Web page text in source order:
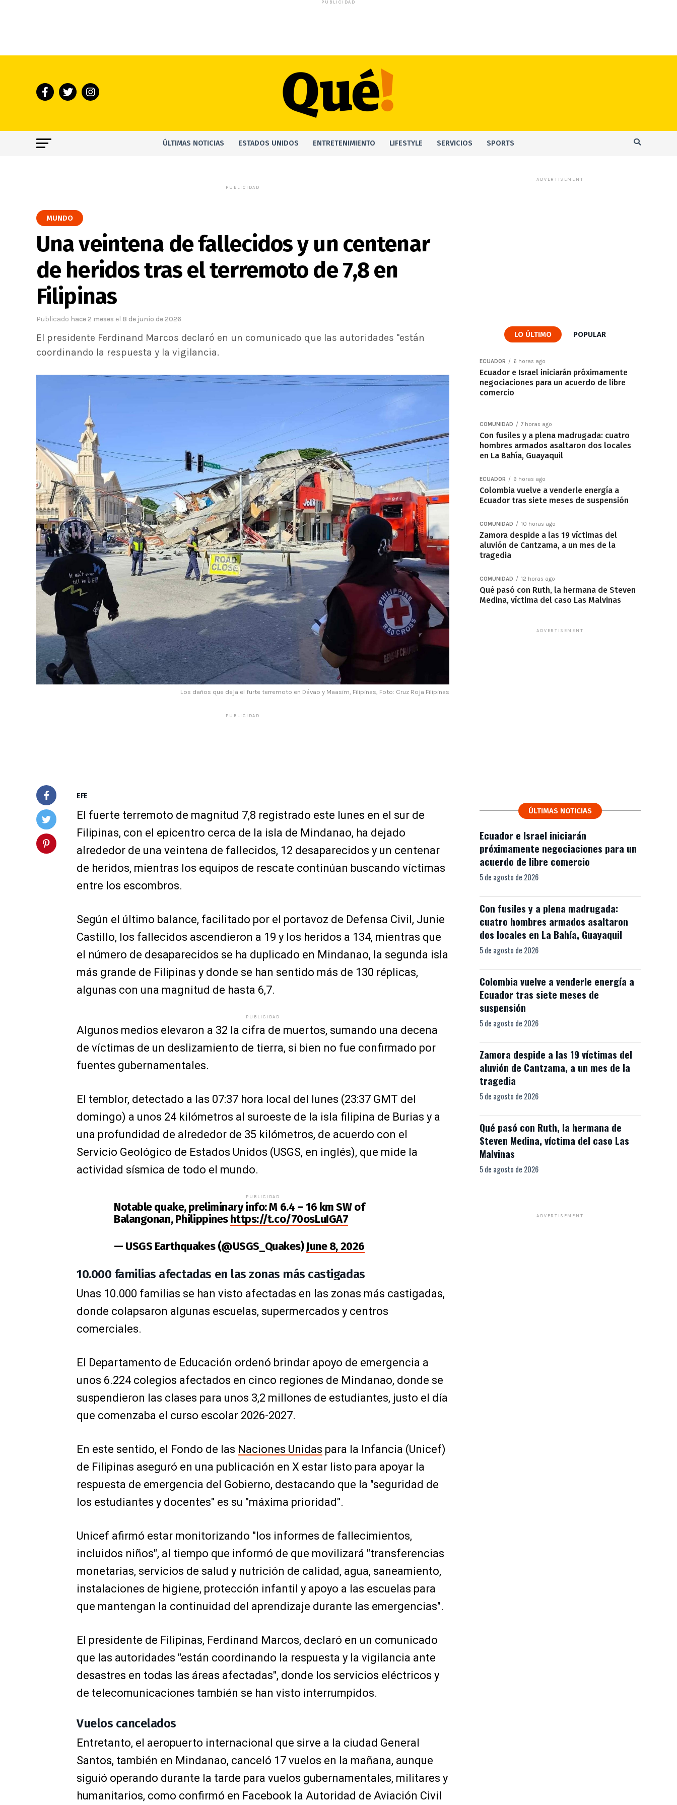
PUBLICIDAD
ÚLTIMAS NOTICIAS ESTADOS UNIDOS ENTRETENIMIENTO LIFESTYLE SERVICIOS SPORTS
PUBLICIDAD
MUNDO
Una veintena de fallecidos y un centenar
de heridos tras el terremoto de 7,8 en
Filipinas
Publicado hace 2 meses el 8 de junio de 2026
El presidente Ferdinand Marcos declaró en un comunicado que las autoridades "están
coordinando la respuesta y la vigilancia.
Los daños que deja el furte terremoto en Dávao y Maasim, Filipinas, Foto: Cruz Roja Filipinas
PUBLICIDAD
EFE
El fuerte terremoto de magnitud 7,8 registrado este lunes en el sur de
Filipinas, con el epicentro cerca de la isla de Mindanao, ha dejado
alrededor de una veintena de fallecidos, 12 desaparecidos y un centenar
de heridos, mientras los equipos de rescate continúan buscando víctimas
entre los escombros.
Según el último balance, facilitado por el portavoz de Defensa Civil, Junie
Castillo, los fallecidos ascendieron a 19 y los heridos a 134, mientras que
el número de desaparecidos se ha duplicado en Mindanao, la segunda isla
más grande de Filipinas y donde se han sentido más de 130 réplicas,
algunas con una magnitud de hasta 6,7.
PUBLICIDAD
Algunos medios elevaron a 32 la cifra de muertos, sumando una decena
de víctimas de un deslizamiento de tierra, si bien no fue confirmado por
fuentes gubernamentales.
El temblor, detectado a las 07:37 hora local del lunes (23:37 GMT del
domingo) a unos 24 kilómetros al suroeste de la isla filipina de Burias y a
una profundidad de alrededor de 35 kilómetros, de acuerdo con el
Servicio Geológico de Estados Unidos (USGS, en inglés), que mide la
actividad sísmica de todo el mundo.
PUBLICIDAD
Notable quake, preliminary info: M 6.4 – 16 km SW of
Balangonan, Philippineshttps://t.co/70osLuIGA7
— USGS Earthquakes (@USGS_Quakes)June 8, 2026
10.000 familias afectadas en las zonas más castigadas
Unas 10.000 familias se han visto afectadas en las zonas más castigadas,
donde colapsaron algunas escuelas, supermercados y centros
comerciales.
El Departamento de Educación ordenó brindar apoyo de emergencia a
unos 6.224 colegios afectados en cinco regiones de Mindanao, donde se
suspendieron las clases para unos 3,2 millones de estudiantes, justo el día
que comenzaba el curso escolar 2026-2027.
En este sentido, el Fondo de las Naciones Unidas para la Infancia (Unicef)
de Filipinas aseguró en una publicación en X estar listo para apoyar la
respuesta de emergencia del Gobierno, destacando que la "seguridad de
los estudiantes y docentes" es su "máxima prioridad".
Unicef afirmó estar monitorizando "los informes de fallecimientos,
incluidos niños", al tiempo que informó de que movilizará "transferencias
monetarias, servicios de salud y nutrición de calidad, agua, saneamiento,
instalaciones de higiene, protección infantil y apoyo a las escuelas para
que mantengan la continuidad del aprendizaje durante las emergencias".
El presidente de Filipinas, Ferdinand Marcos, declaró en un comunicado
que las autoridades "están coordinando la respuesta y la vigilancia ante
desastres en todas las áreas afectadas", donde los servicios eléctricos y
de telecomunicaciones también se han visto interrumpidos.
Vuelos cancelados
Entretanto, el aeropuerto internacional que sirve a la ciudad General
Santos, también en Mindanao, canceló 17 vuelos en la mañana, aunque
siguió operando durante la tarde para vuelos gubernamentales, militares y
humanitarios, como confirmó en Facebook la Autoridad de Aviación Civil
ADVERTISEMENT
LO ÚLTIMO POPULAR
ECUADOR 6 horas ago
Ecuador e Israel iniciarán próximamente
negociaciones para un acuerdo de libre
comercio
COMUNIDAD 7 horas ago
Con fusiles y a plena madrugada: cuatro
hombres armados asaltaron dos locales
en La Bahía, Guayaquil
ECUADOR 9 horas ago
Colombia vuelve a venderle energía a
Ecuador tras siete meses de suspensión
COMUNIDAD 10 horas ago
Zamora despide a las 19 víctimas del
aluvión de Cantzama, a un mes de la
tragedia
COMUNIDAD 12 horas ago
Qué pasó con Ruth, la hermana de Steven
Medina, víctima del caso Las Malvinas
ADVERTISEMENT
ÚLTIMAS NOTICIAS
Ecuador e Israel iniciarán
próximamente negociaciones para un
acuerdo de libre comercio
5 de agosto de 2026
Con fusiles y a plena madrugada:
cuatro hombres armados asaltaron
dos locales en La Bahía, Guayaquil
5 de agosto de 2026
Colombia vuelve a venderle energía a
Ecuador tras siete meses de
suspensión
5 de agosto de 2026
Zamora despide a las 19 víctimas del
aluvión de Cantzama, a un mes de la
tragedia
5 de agosto de 2026
Qué pasó con Ruth, la hermana de
Steven Medina, víctima del caso Las
Malvinas
5 de agosto de 2026
ADVERTISEMENT